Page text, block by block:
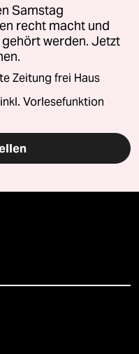
Samstag
recht macht und
werden. Jetzt
Zeitung frei Haus
Vorlesefunktion